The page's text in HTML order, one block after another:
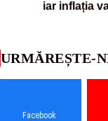
iar inflația
URMĂREȘTE-
Facebook